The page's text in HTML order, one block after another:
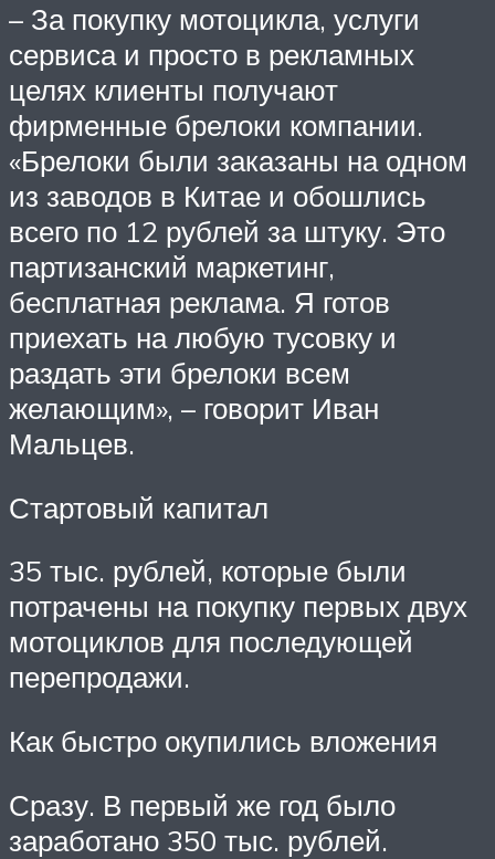
– За покупку мотоцикла, услуги
сервиса и просто в рекламных
целях клиенты получают
фирменные брелоки компании.
«Брелоки были заказаны на одном
из заводов в Китае и обошлись
всего по 12 рублей за штуку. Это
партизанский маркетинг,
бесплатная реклама. Я готов
приехать на любую тусовку и
раздать эти брелоки всем
желающим», – говорит Иван
Мальцев.
Стартовый капитал
35 тыс. рублей, которые были
потрачены на покупку первых двух
мотоциклов для последующей
перепродажи.
Как быстро окупились вложения
Сразу. В первый же год было
заработано 350 тыс. рублей.